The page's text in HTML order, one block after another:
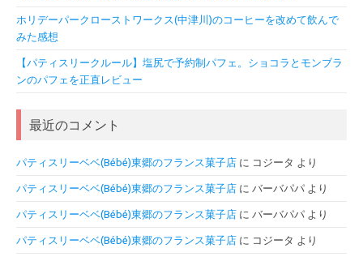
ホリデーパークローストワークス(中津川)のコーヒーを改めて飲んで
みた感想
【パティスリークルール】塩尻で予約制パフェ。ショコラとモンブラ
ンのパフェを正直レビュー
最近のコメント
パティスリーベベ(Bébé)東郷のフランス菓子店 に コジータ より
パティスリーベベ(Bébé)東郷のフランス菓子店 に バーバパパ より
パティスリーベベ(Bébé)東郷のフランス菓子店 に バーバパパ より
パティスリーベベ(Bébé)東郷のフランス菓子店 に コジータ より